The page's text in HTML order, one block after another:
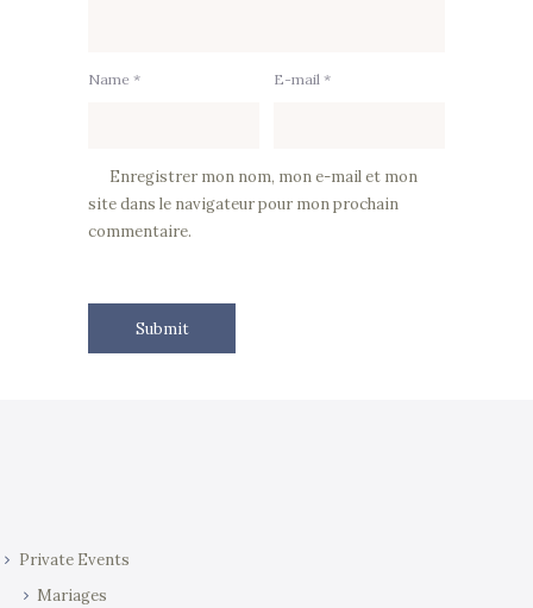
Name * E-mail *
Enregistrer mon nom, mon e-mail et mon
site dans le navigateur pour mon prochain
commentaire.
Private Events
Mariages